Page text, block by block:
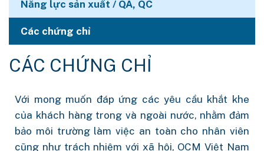
Năng lực sản xuất / QA, QC
Các chứng chỉ
CÁC CHỨNG CHỈ
Với mong muốn đáp ứng các yêu cầu khắt khe
của khách hàng trong và ngoài nước, nhằm đảm
bảo môi trường làm việc an toàn cho nhân viên
cũng như trách nhiệm với xã hội, OCM Việt Nam